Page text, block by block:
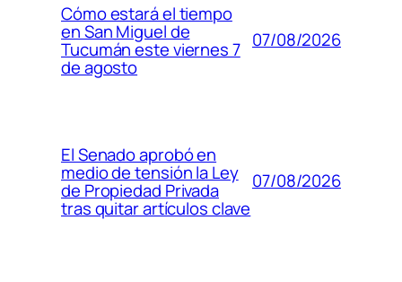
Cómo estará el tiempo
en San Miguel de
Tucumán este viernes 7
de agosto
07/08/2026
El Senado aprobó en
medio de tensión la Ley
de Propiedad Privada
tras quitar artículos clave
07/08/2026